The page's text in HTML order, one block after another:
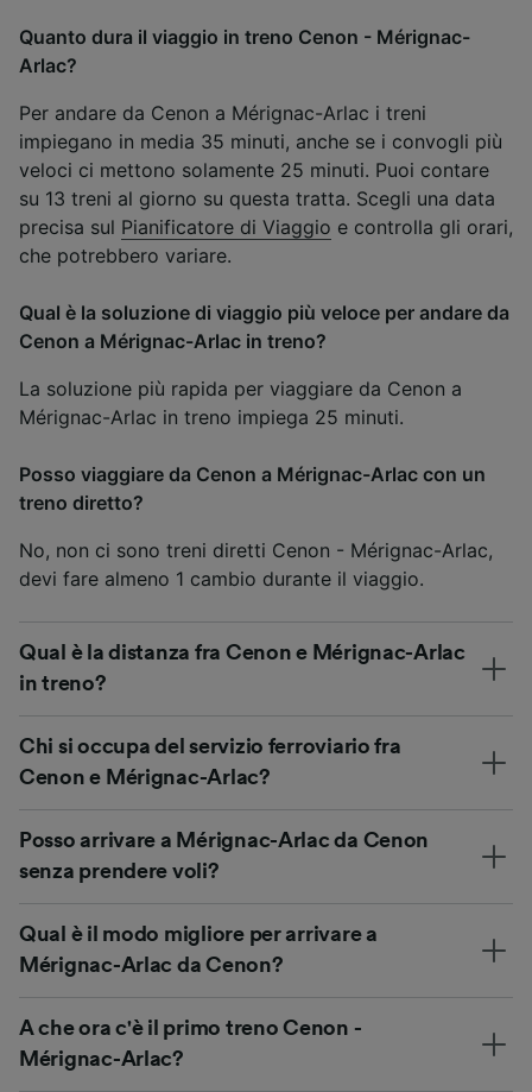
Quanto dura il viaggio in treno Cenon - Mérignac-
Arlac?
Per andare da Cenon a Mérignac-Arlac i treni
impiegano in media 35 minuti, anche se i convogli più
veloci ci mettono solamente 25 minuti. Puoi contare
su 13 treni al giorno su questa tratta. Scegli una data
precisa sul Pianificatore di Viaggio e controlla gli orari,
che potrebbero variare.
Qual è la soluzione di viaggio più veloce per andare da
Cenon a Mérignac-Arlac in treno?
La soluzione più rapida per viaggiare da Cenon a
Mérignac-Arlac in treno impiega 25 minuti.
Posso viaggiare da Cenon a Mérignac-Arlac con un
treno diretto?
No, non ci sono treni diretti Cenon - Mérignac-Arlac,
devi fare almeno 1 cambio durante il viaggio.
Qual è la distanza fra Cenon e Mérignac-Arlac
in treno?
Chi si occupa del servizio ferroviario fra
Cenon e Mérignac-Arlac?
Posso arrivare a Mérignac-Arlac da Cenon
senza prendere voli?
Qual è il modo migliore per arrivare a
Mérignac-Arlac da Cenon?
A che ora c'è il primo treno Cenon -
Mérignac-Arlac?